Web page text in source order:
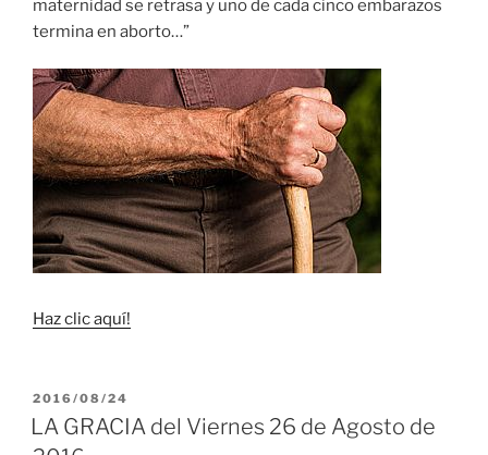
maternidad se retrasa y uno de cada cinco embarazos
termina en aborto…”
Haz clic aquí!
PUBLICADO
EL
2016/08/24
LA GRACIA del Viernes 26 de Agosto de